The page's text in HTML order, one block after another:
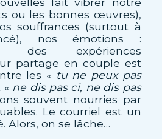
ou les bonnes œuvres),
souffrances (surtout à
nos émotions :
des expériences
partage en couple est
les « tu ne peux pas
« ne dis pas ci, ne dis pas
souvent nourries par
Le courriel est un
Alors, on se lâche…